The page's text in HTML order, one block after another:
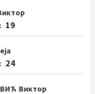
19
24
Виктор